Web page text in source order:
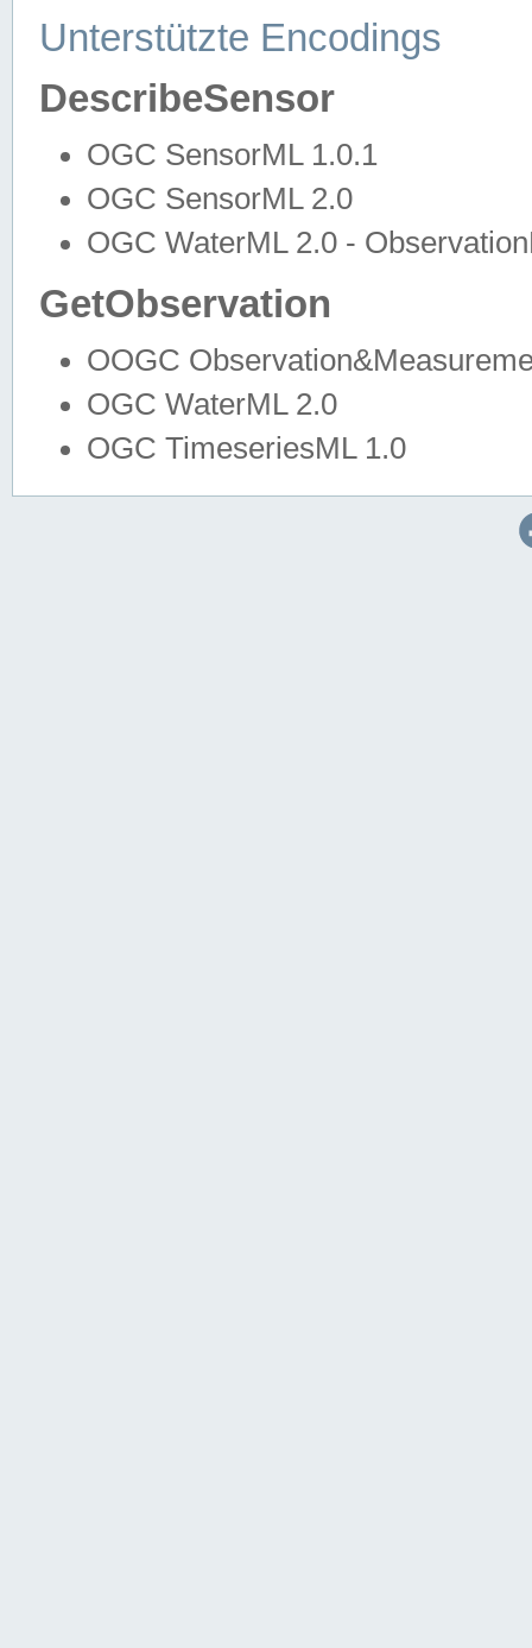
Unterstützte Encodings
DescribeSensor
OGC SensorML 1.0.1
OGC SensorML 2.0
OGC WaterML 2.0 -
GetObservation
OOGC
OGC WaterML 2.0
OGC TimeseriesML 1.0